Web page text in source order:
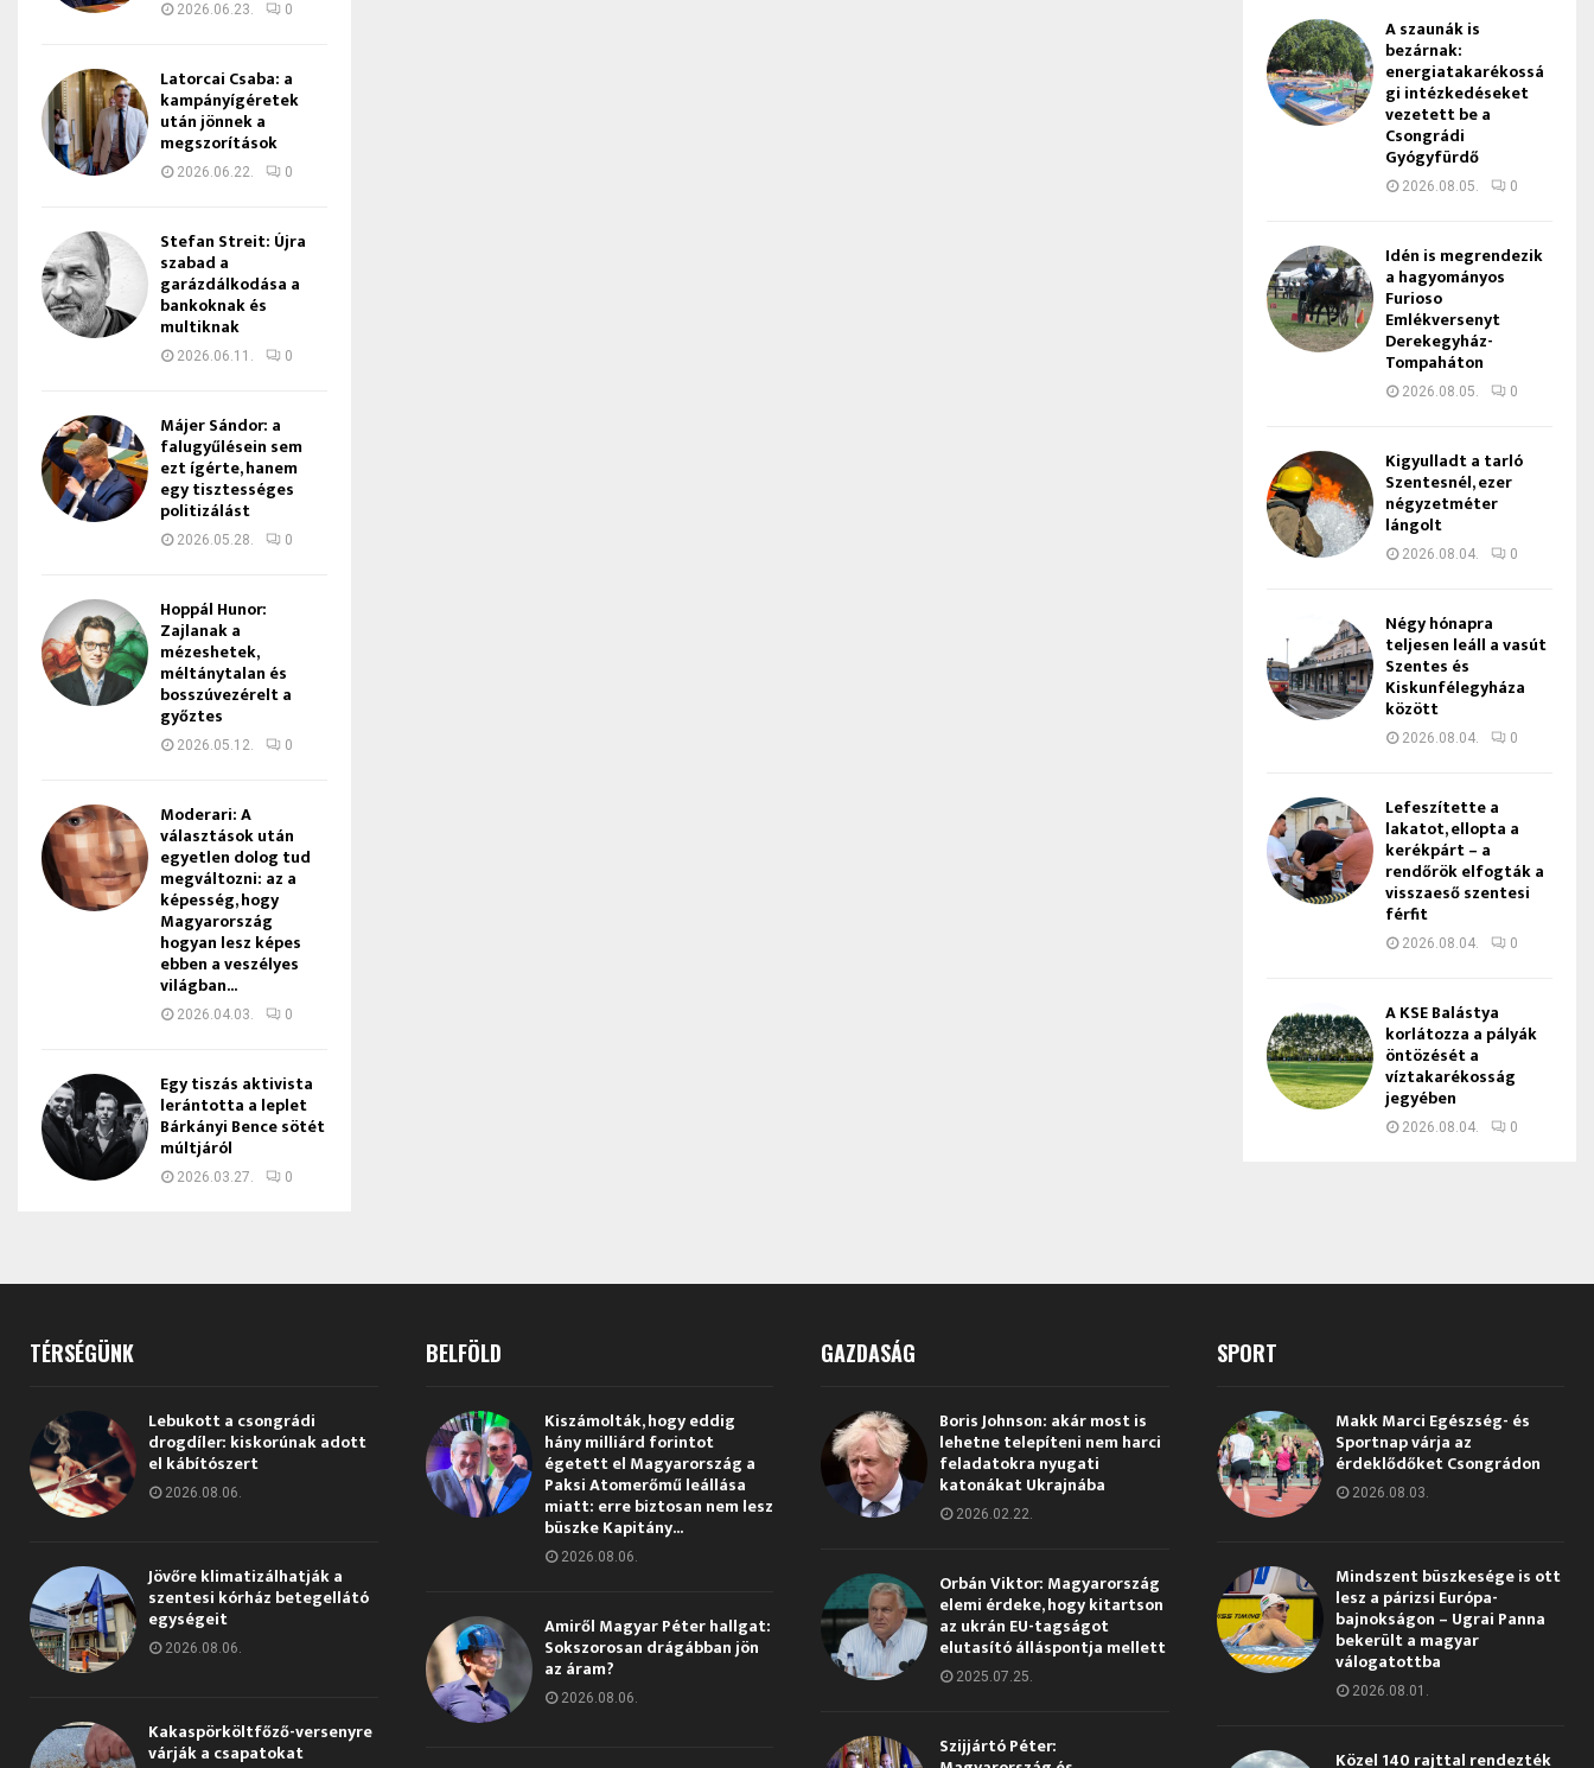
2026.06.23. 0
Latorcai Csaba: a
kampányígéretek
után jönnek a
megszorítások
2026.06.22. 0
Stefan Streit: Újra
szabad a
garázdálkodása a
bankoknak és
multiknak
2026.06.11. 0
Májer Sándor: a
falugyűlésein sem
ezt ígérte, hanem
egy tisztességes
politizálást
2026.05.28. 0
Hoppál Hunor:
Zajlanak a
mézeshetek,
méltánytalan és
bosszúvezérelt a
győztes
2026.05.12. 0
Moderari: A
választások után
egyetlen dolog tud
megváltozni: az a
képesség, hogy
Magyarország
hogyan lesz képes
ebben a veszélyes
világban...
2026.04.03. 0
Egy tiszás aktivista
lerántotta a leplet
Bárkányi Bence sötét
múltjáról
2026.03.27. 0
A szaunák is
bezárnak:
energiatakarékossá
gi intézkedéseket
vezetett be a
Csongrádi
Gyógyfürdő
2026.08.05. 0
Idén is megrendezik
a hagyományos
Furioso
Emlékversenyt
Derekegyház-
Tompaháton
2026.08.05. 0
Kigyulladt a tarló
Szentesnél, ezer
négyzetméter
lángolt
2026.08.04. 0
Négy hónapra
teljesen leáll a vasút
Szentes és
Kiskunfélegyháza
között
2026.08.04. 0
Lefeszítette a
lakatot, ellopta a
kerékpárt – a
rendőrök elfogták a
visszaeső szentesi
férfit
2026.08.04. 0
A KSE Balástya
korlátozza a pályák
öntözését a
víztakarékosság
jegyében
2026.08.04. 0
TÉRSÉGÜNK
Lebukott a csongrádi
drogdíler: kiskorúnak adott
el kábítószert
2026.08.06.
Jövőre klimatizálhatják a
szentesi kórház betegellátó
egységeit
2026.08.06.
Kakaspörköltfőző-versenyre
várják a csapatokat
BELFÖLD
Kiszámolták, hogy eddig
hány milliárd forintot
égetett el Magyarország a
Paksi Atomerőmű leállása
miatt: erre biztosan nem lesz
büszke Kapitány...
2026.08.06.
Amiről Magyar Péter hallgat:
Sokszorosan drágábban jön
az áram?
2026.08.06.
GAZDASÁG
Boris Johnson: akár most is
lehetne telepíteni nem harci
feladatokra nyugati
katonákat Ukrajnába
2026.02.22.
Orbán Viktor: Magyarország
elemi érdeke, hogy kitartson
az ukrán EU-tagságot
elutasító álláspontja mellett
2025.07.25.
Szijjártó Péter:
SPORT
Makk Marci Egészség- és
Sportnap várja az
érdeklődőket Csongrádon
2026.08.03.
Mindszent büszkesége is ott
lesz a párizsi Európa-
bajnokságon – Ugrai Panna
bekerült a magyar
válogatottba
2026.08.01.
Közel 140 rajttal rendezték